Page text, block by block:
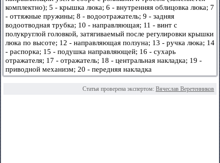
комплектно); 5 - крышка люка; 6 - внутренняя облицовка люка; 7
- оттяжные пружины; 8 - водоотражатель; 9 - задняя
водоотводная трубка; 10 - направляющая; 11 - винт с
полукруглой головкой, затягиваемый после регулировки крышки
люка по высоте; 12 - направляющая ползуна; 13 - ручка люка; 14
- распорка; 15 - подушка направляющей; 16 - сухарь
отражателя; 17 - отражатель; 18 - центральная накладка; 19 -
приводной механизм; 20 - передняя накладка
Статья проверена экспертом: Вячеслав Веретенников